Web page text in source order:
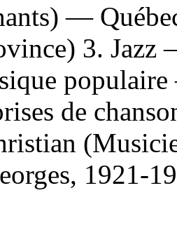
—
3.
de
1921-